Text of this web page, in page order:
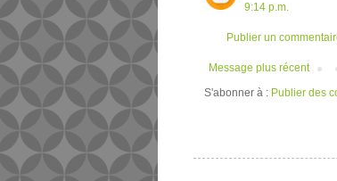
9:14 p.m.
Publier un
Message plus récent
S'abonner à : Publier des